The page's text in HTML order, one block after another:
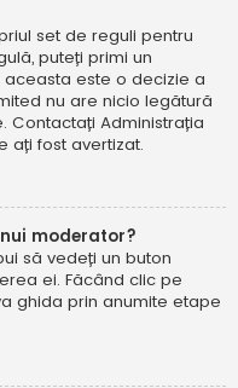
set de reguli pentru
puteți primi un
este o decizie a
nu are nicio legătură
Contactați Administrația
ați fost avertizat.
moderator?
să vedeți un buton
ei. Făcând clic pe
ghida prin anumite etape